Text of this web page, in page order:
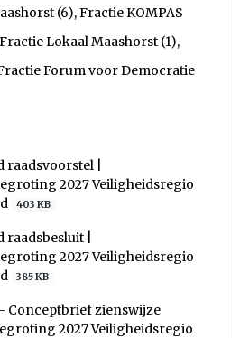
(6), Fractie KOMPAS
Lokaal Maashorst (1),
Forum voor Democratie
raadsvoorstel |
2027 Veiligheidsregio
403 KB
raadsbesluit |
2027 Veiligheidsregio
385 KB
Conceptbrief zienswijze
2027 Veiligheidsregio